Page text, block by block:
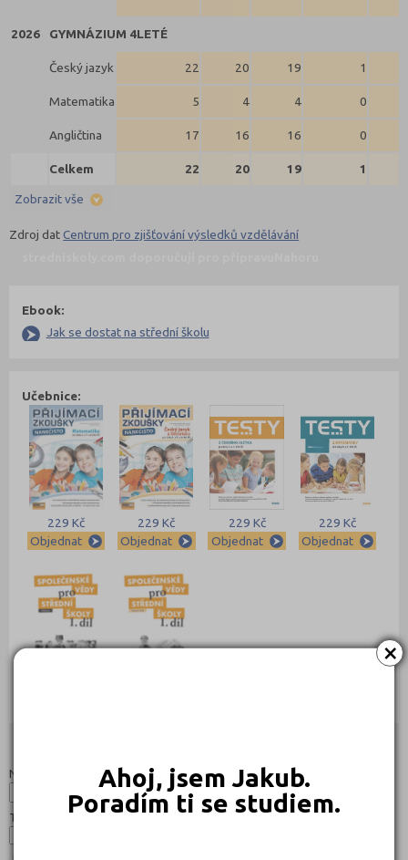
×
Ahoj, jsem Jakub.
Poradím ti se studiem.
2026 GYMNÁZIUM 4LETÉ
Český jazyk 22 20 19 1
Matematika 5 4 4 0
Angličtina 17 16 16 0
Celkem 22 20 19 1
Zobrazit vše
Zdroj datCentrum pro zjišťování výsledků vzdělávání
Ebook:
Jak se dostat na střední školu
Učebnice:
229 Kč
Objednat
229 Kč
Objednat
229 Kč
Objednat
229 Kč
Objednat
Název:
Typ: